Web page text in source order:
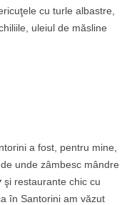
cu turle albastre,
uleiul de măsline
a fost, pentru mine,
unde zâmbesc mândre
şi restaurante chic cu
în Santorini am văzut